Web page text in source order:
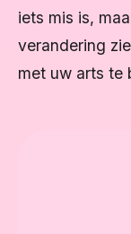
iets mis is,
verandering
met uw arts te